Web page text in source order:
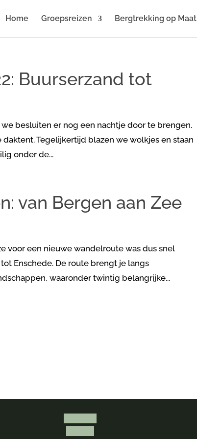
Home Groepsreizen Bergtrekking op Maat
Buurserzand tot
besluiten er nog een nachtje door te brengen.
Tegelijkertijd blazen we wolkjes en staan
onder de...
van Bergen aan Zee
voor een nieuwe wandelroute was dus snel
Enschede. De route brengt je langs
waaronder twintig belangrijke...